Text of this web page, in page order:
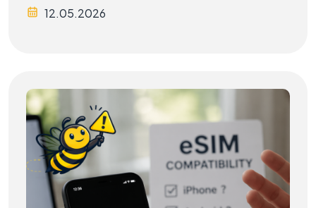
12.05.2026